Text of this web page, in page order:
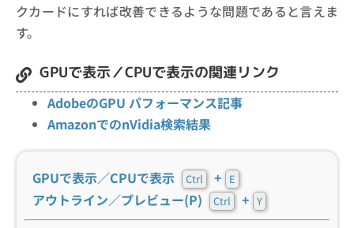
GPUで表示／CPUで表示 Ctrl + E
アウトライン／プレビュー(P) Ctrl + Y
クカードにすれば改善できるような問題であると言えま
す。
GPUで表示／CPUで表示の関連リンク
AdobeのGPU パフォーマンス記事
AmazonでのnVidia検索結果